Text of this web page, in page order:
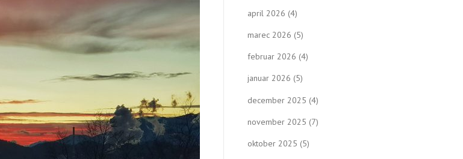
april 2026 (4)
marec 2026 (5)
februar 2026 (4)
januar 2026 (5)
december 2025 (4)
november 2025 (7)
oktober 2025 (5)